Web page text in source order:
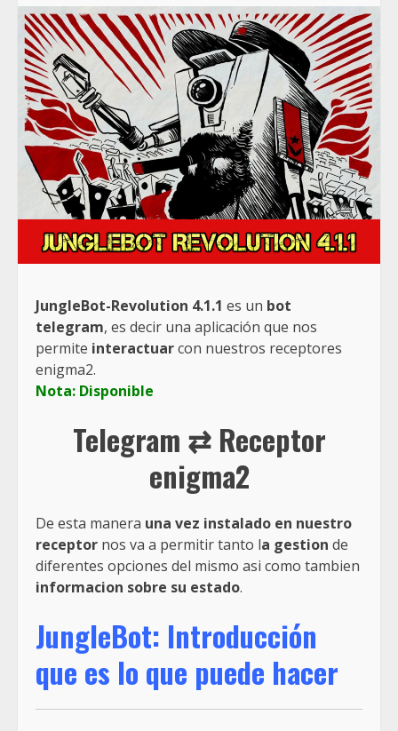
JungleBot-Revolution 4.1.1 es un bot
telegram, es decir una aplicación que nos
permite interactuarcon nuestros receptores
enigma2.
Nota: Disponible
Telegram ⇄ Receptor
enigma2
De esta manera una vez instalado en nuestro
receptor nos va a permitir tanto la gestion de
diferentes opciones del mismo asi como tambien
informacion sobre su estado.
JungleBot: Introducción
que es lo que puede hacer